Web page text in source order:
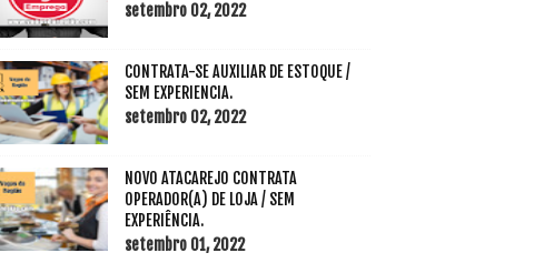
setembro 02, 2022
CONTRATA-SE AUXILIAR DE ESTOQUE /
SEM EXPERIENCIA.
setembro 02, 2022
NOVO ATACAREJO CONTRATA
OPERADOR(A) DE LOJA / SEM
EXPERIÊNCIA.
setembro 01, 2022